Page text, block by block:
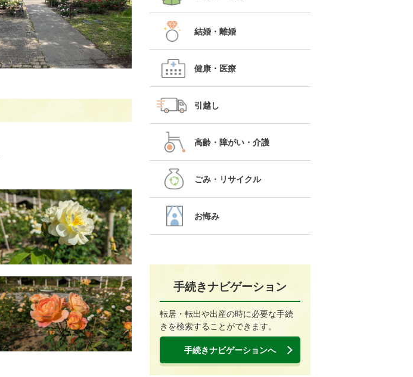
結婚・離婚
健康・医療
引越し
高齢・障がい・介護
ごみ・リサイクル
お悔み
手続きナビゲーション
転居・転出や出産の時に必要な手続
きを検索することができます。
手続きナビゲーションへ